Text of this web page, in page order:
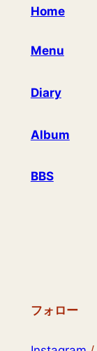
Home
Menu
Diary
Album
BBS
フォロー